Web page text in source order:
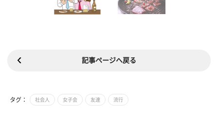
記事ページへ戻る
タグ： 社会人 女子会 友達 流行